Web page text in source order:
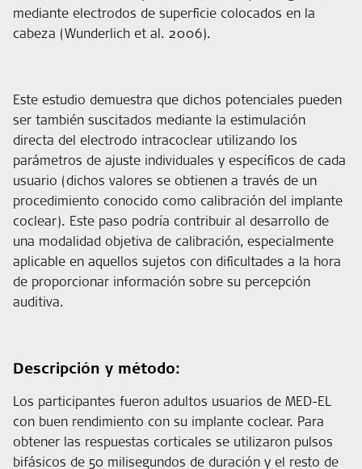
mediante electrodos de superficie colocados en la
cabeza (Wunderlich et al. 2006).
Este estudio demuestra que dichos potenciales pueden
ser también suscitados mediante la estimulación
directa del electrodo intracoclear utilizando los
parámetros de ajuste individuales y específicos de cada
usuario (dichos valores se obtienen a través de un
procedimiento conocido como calibración del implante
coclear). Este paso podría contribuir al desarrollo de
una modalidad objetiva de calibración, especialmente
aplicable en aquellos sujetos con dificultades a la hora
de proporcionar información sobre su percepción
auditiva.
Descripción y método:
Los participantes fueron adultos usuarios de MED-EL
con buen rendimiento con su implante coclear. Para
obtener las respuestas corticales se utilizaron pulsos
bifásicos de 50 milisegundos de duración y el resto de